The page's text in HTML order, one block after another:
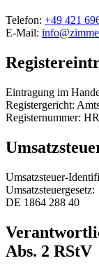
Telefon: +49 421
E-Mail:
Eintragung im
Registergericht:
Registernummer:
Umsatzsteuer-
Umsatzsteuergesetz:
DE 1864 288 40
Abs. 2 RStV